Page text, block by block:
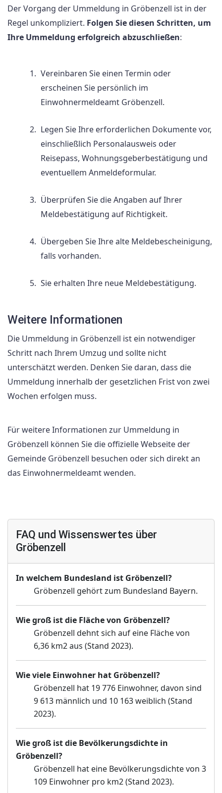
Der Vorgang der Ummeldung in Gröbenzell ist in der
Regel unkompliziert. Folgen Sie diesen Schritten, um
Ihre Ummeldung erfolgreich abzuschließen:
Vereinbaren Sie einen Termin oder
erscheinen Sie persönlich im
Einwohnermeldeamt Gröbenzell.
Legen Sie Ihre erforderlichen Dokumente vor,
einschließlich Personalausweis oder
Reisepass, Wohnungsgeberbestätigung und
eventuellem Anmeldeformular.
Überprüfen Sie die Angaben auf Ihrer
Meldebestätigung auf Richtigkeit.
Übergeben Sie Ihre alte Meldebescheinigung,
falls vorhanden.
Sie erhalten Ihre neue Meldebestätigung.
Weitere Informationen
Die Ummeldung in Gröbenzell ist ein notwendiger
Schritt nach Ihrem Umzug und sollte nicht
unterschätzt werden. Denken Sie daran, dass die
Ummeldung innerhalb der gesetzlichen Frist von zwei
Wochen erfolgen muss.
Für weitere Informationen zur Ummeldung in
Gröbenzell können Sie die offizielle Webseite der
Gemeinde Gröbenzell besuchen oder sich direkt an
das Einwohnermeldeamt wenden.
FAQ und Wissenswertes über
Gröbenzell
In welchem Bundesland ist Gröbenzell?
Gröbenzell gehört zum Bundesland Bayern.
Wie groß ist die Fläche von Gröbenzell?
Gröbenzell dehnt sich auf eine Fläche von
6,36 km2 aus (Stand 2023).
Wie viele Einwohner hat Gröbenzell?
Gröbenzell hat 19 776 Einwohner, davon sind
9 613 männlich und 10 163 weiblich (Stand
2023).
Wie groß ist die Bevölkerungsdichte in
Gröbenzell?
Gröbenzell hat eine Bevölkerungsdichte von 3
109 Einwohner pro km2 (Stand 2023).